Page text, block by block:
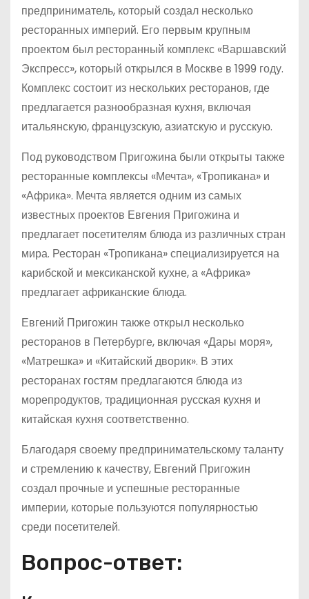
предприниматель, который создал несколько
ресторанных империй. Его первым крупным
проектом был ресторанный комплекс «Варшавский
Экспресс», который открылся в Москве в 1999 году.
Комплекс состоит из нескольких ресторанов, где
предлагается разнообразная кухня, включая
итальянскую, французскую, азиатскую и русскую.
Под руководством Пригожина были открыты также
ресторанные комплексы «Мечта», «Тропикана» и
«Африка». Мечта является одним из самых
известных проектов Евгения Пригожина и
предлагает посетителям блюда из различных стран
мира. Ресторан «Тропикана» специализируется на
карибской и мексиканской кухне, а «Африка»
предлагает африканские блюда.
Евгений Пригожин также открыл несколько
ресторанов в Петербурге, включая «Дары моря»,
«Матрешка» и «Китайский дворик». В этих
ресторанах гостям предлагаются блюда из
морепродуктов, традиционная русская кухня и
китайская кухня соответственно.
Благодаря своему предпринимательскому таланту
и стремлению к качеству, Евгений Пригожин
создал прочные и успешные ресторанные
империи, которые пользуются популярностью
среди посетителей.
Вопрос-ответ: